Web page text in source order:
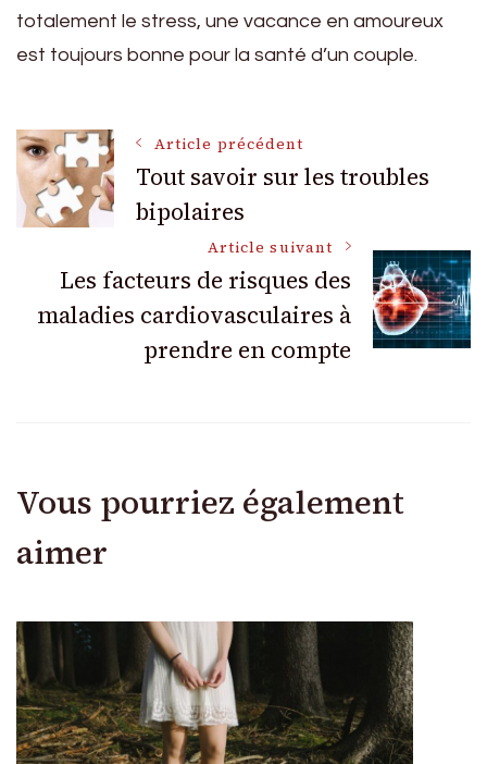
totalement le stress, une vacance en amoureux
est toujours bonne pour la santé d’un couple.
Navigation
des
articles
Article précédent
Tout savoir sur les troubles
bipolaires
Article suivant
Les facteurs de risques des
maladies cardiovasculaires à
prendre en compte
Vous pourriez également
aimer